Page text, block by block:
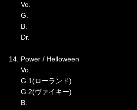
Vo.
G.
B.
Dr.
14. Power / Helloween
Vo.
G.1(ローランド)
G.2(ヴァイキー)
B.